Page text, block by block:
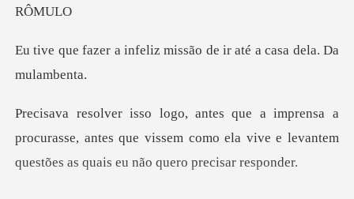
Loja
MU
liz missão de ir até a c
procurasse, antes que vissem como ela vive e levant